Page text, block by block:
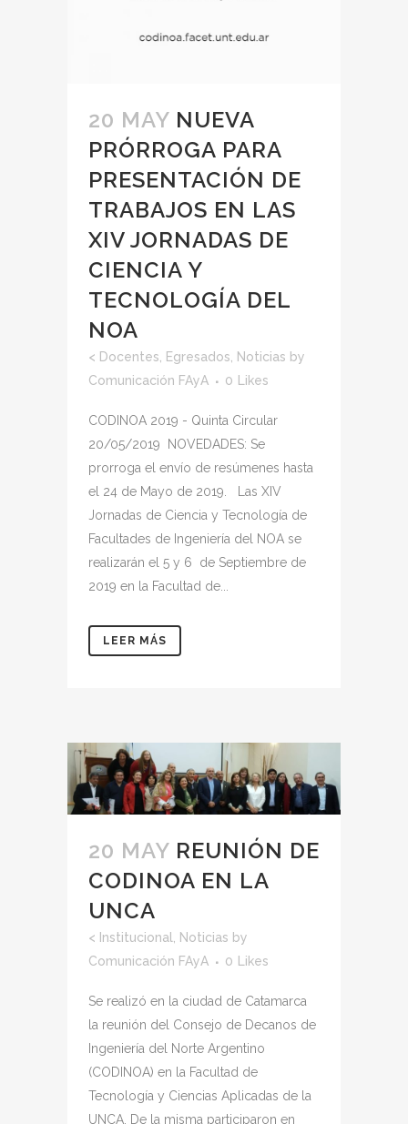
20 MAY NUEVA
PRÓRROGA PARA
PRESENTACIÓN DE
TRABAJOS EN LAS
XIV JORNADAS DE
CIENCIA Y
TECNOLOGÍA DEL
NOA
< Docentes Egresados Noticias by
Comunicación FAyA
0 Likes
CODINOA 2019 - Quinta Circular
20/05/2019 NOVEDADES: Se
prorroga el envío de resúmenes hasta
el 24 de Mayo de 2019. Las XIV
Jornadas de Ciencia y Tecnología de
Facultades de Ingeniería del NOA se
realizarán el 5 y 6 de Septiembre de
2019 en la Facultad de...
LEER MÁS
20 MAY REUNIÓN DE
CODINOA EN LA
UNCA
< Institucional Noticias by
Comunicación FAyA
0 Likes
Se realizó en la ciudad de Catamarca
la reunión del Consejo de Decanos de
Ingeniería del Norte Argentino
(CODINOA) en la Facultad de
Tecnología y Ciencias Aplicadas de la
UNCA. De la misma participaron en